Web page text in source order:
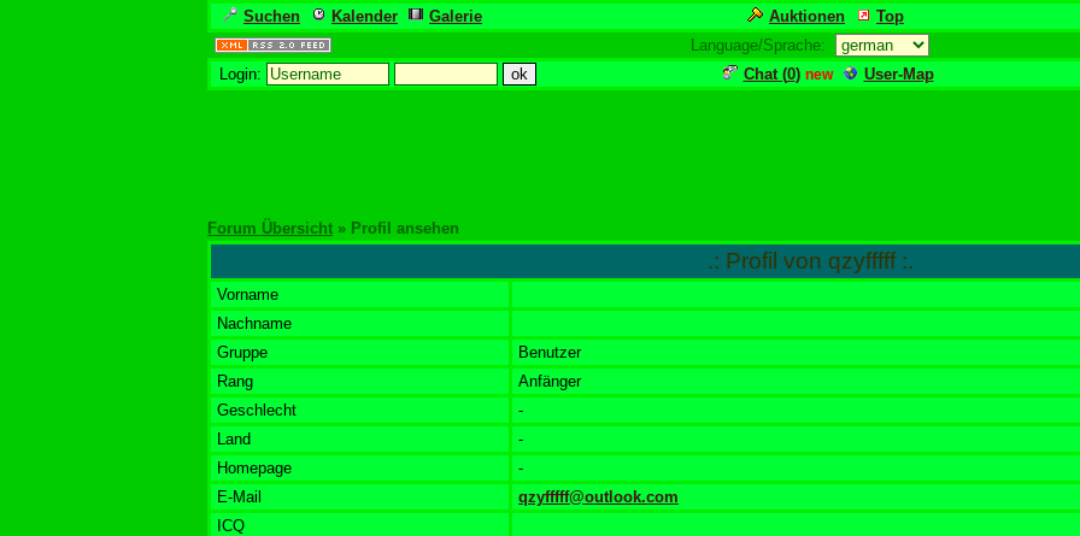
Suchen Kalender Galerie Auktionen Top
Language/Sprache:
Login:
Chat (0) new User-Map
Forum Übersicht » Profil ansehen
.: Profil von qzyfffff :.
Vorname
Nachname
Gruppe
Benutzer
Rang
Anfänger
Geschlecht
-
Land
-
Homepage
-
E-Mail
qzyfffff@outlook.com
ICQ